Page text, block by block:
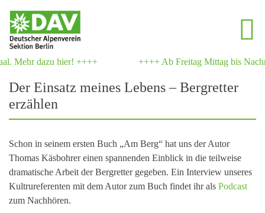
Mehr dazu hier! ++++ ++++ Ab Freitag Mittag bis
Der Einsatz meines Lebens – Bergretter
erzählen
Schon in seinem ersten Buch „Am Berg“ hat uns der Autor
Thomas Käsbohrer einen spannenden Einblick in die teilweise
dramatische Arbeit der Bergretter gegeben. Ein Interview unseres
Kultrureferenten mit dem Autor zum Buch findet ihr als Podcast
zum Nachhören.